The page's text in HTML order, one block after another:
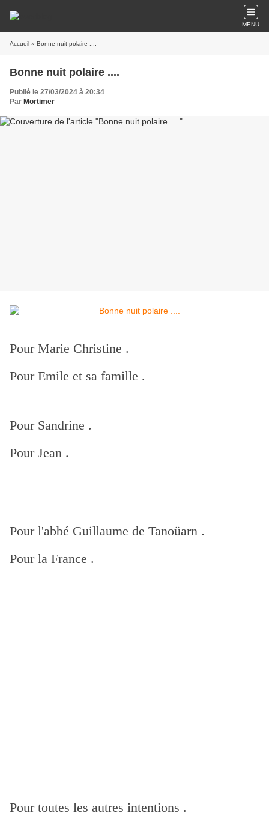
MENU
Accueil » Bonne nuit polaire ....
Bonne nuit polaire ....
Publié le 27/03/2024 à 20:34
Par Mortimer
Pour Marie Christine .
Pour Emile et sa famille .
Pour Sandrine .
Pour Jean .
Pour l'abbé Guillaume de Tanoüarn .
Pour la France .
Pour toutes les autres intentions .